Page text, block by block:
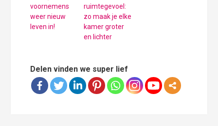
voornemens
weer nieuw
leven in!
ruimtegevoel:
zo maak je elke
kamer groter
en lichter
Delen vinden we super lief